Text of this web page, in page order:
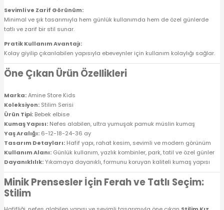
Sevimli ve Zarif Görünüm:
Minimal ve şık tasarımıyla hem günlük kullanımda hem de özel günlerde
tatlı ve zarif bir stil sunar.
Pratik Kullanım Avantajı:
Kolay giyilip çıkarılabilen yapısıyla ebeveynler için kullanım kolaylığı sağlar.
Öne Çıkan Ürün Özellikleri
Marka:Amine Store Kids
Koleksiyon: Stilim Serisi
Ürün Tipi: Bebek elbise
Kumaş Yapısı: Nefes alabilen, ultra yumuşak pamuk müslin kumaş
Yaş Aralığı: 6-12-18-24-36 ay
Tasarım Detayları: Hafif yapı, rahat kesim, sevimli ve modern görünüm
Kullanım Alanı: Günlük kullanım, yazlık kombinler, park, tatil ve özel günler
Dayanıklılık:Yıkamaya dayanıklı, formunu koruyan kaliteli kumaş yapısı
Minik Prensesler İçin Ferah ve Tatlı Seçim:
Stilim